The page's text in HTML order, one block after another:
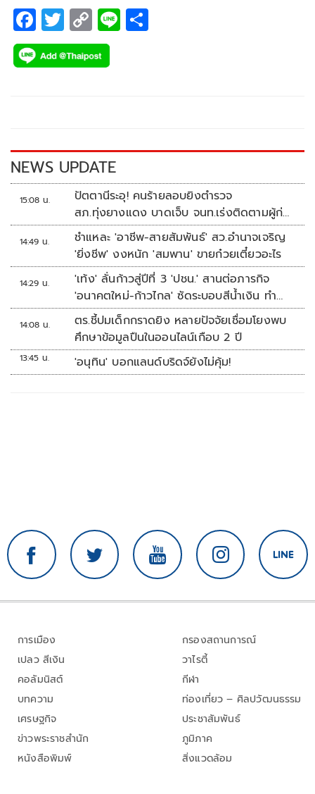
F
ac
e
k
T
wi
tt
C
o
p
k
Li
NEWS UPDATE
15:08 น.
ปัตตานีระอุ! คนร้ายลอบยิงตำรวจ
สภ.ทุ่งยางแดง บาดเจ็บ จนท.เร่งติดตามผู้ก่อ
เหตุ
14:49 น.
ชำแหละ 'อาชีพ-สายสัมพันธ์' สว.อำนาจเจริญ
'ยิ่งชีพ' งงหนัก 'สมพาน' ขายก๋วยเตี๋ยวอะไร
14:29 น.
'เท้ง' ลั่นก้าวสู่ปีที่ 3 'ปชน.' สานต่อภารกิจ
'อนาคตใหม่-ก้าวไกล' ซัดระบอบสีน้ำเงิน ทำ
หลักนิติรัฐ-นิติธรรมสั่นคลอน
14:08 น.
ตร.ชี้ปมเด็กกราดยิง หลายปัจจัยเชื่อมโยงพบ
ศึกษาข้อมูลปืนในออนไลน์เกือบ 2 ปี
13:45 น. 'อนุทิน' บอกแลนด์บริดจ์ยังไม่คุ้ม!
การเมือง
เปลว สีเงิน
คอลัมนิสต์
บทความ
เศรษฐกิจ
ข่าวพระราชสำนัก
หนังสือพิมพ์
กรองสถานการณ์
วาไรตี้
กีฬา
ท่องเที่ยว – ศิลปวัฒนธรรม
ประชาสัมพันธ์
ภูมิภาค
สิ่งแวดล้อม